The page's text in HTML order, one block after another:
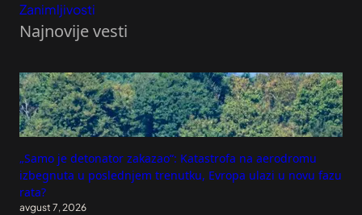
Zanimljivosti
Najnovije vesti
„Samo je detonator zakazao“: Katastrofa na aerodromu
izbegnuta u poslednjem trenutku, Evropa ulazi u novu fazu
rata?
avgust 7, 2026